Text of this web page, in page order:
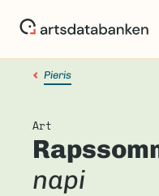
Pieris
Art
napi